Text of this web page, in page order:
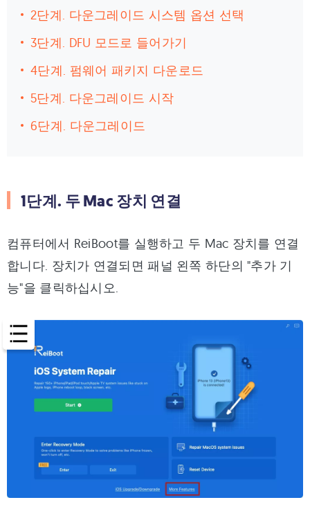
2단계. 다운그레이드 시스템 옵션 선택
3단계. DFU 모드로 들어가기
4단계. 펌웨어 패키지 다운로드
5단계. 다운그레이드 시작
6단계. 다운그레이드
1단계. 두 Mac 장치 연결
컴퓨터에서 ReiBoot를 실행하고 두 Mac 장치를 연결
합니다. 장치가 연결되면 패널 왼쪽 하단의 "추가 기
능"을 클릭하십시오.